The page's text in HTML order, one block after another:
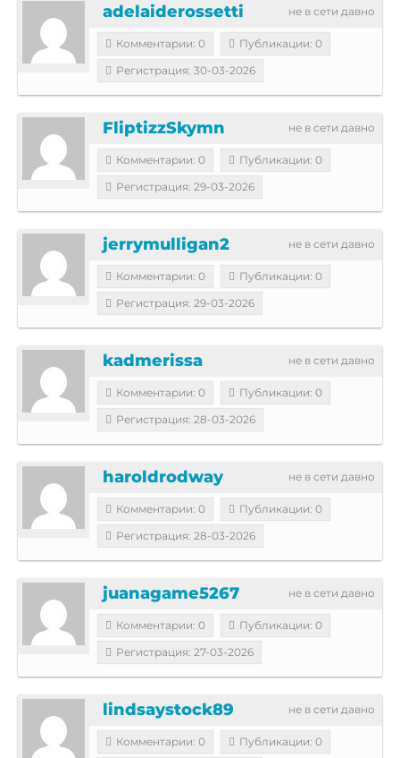
не в сети давно
adelaiderossetti
Комментарии: 0
Публикации: 0
Регистрация: 30-03-2026
не в сети давно
FliptizzSkymn
Комментарии: 0
Публикации: 0
Регистрация: 29-03-2026
не в сети давно
jerrymulligan2
Комментарии: 0
Публикации: 0
Регистрация: 29-03-2026
не в сети давно
kadmerissa
Комментарии: 0
Публикации: 0
Регистрация: 28-03-2026
не в сети давно
haroldrodway
Комментарии: 0
Публикации: 0
Регистрация: 28-03-2026
не в сети давно
juanagame5267
Комментарии: 0
Публикации: 0
Регистрация: 27-03-2026
не в сети давно
lindsaystock89
Комментарии: 0
Публикации: 0